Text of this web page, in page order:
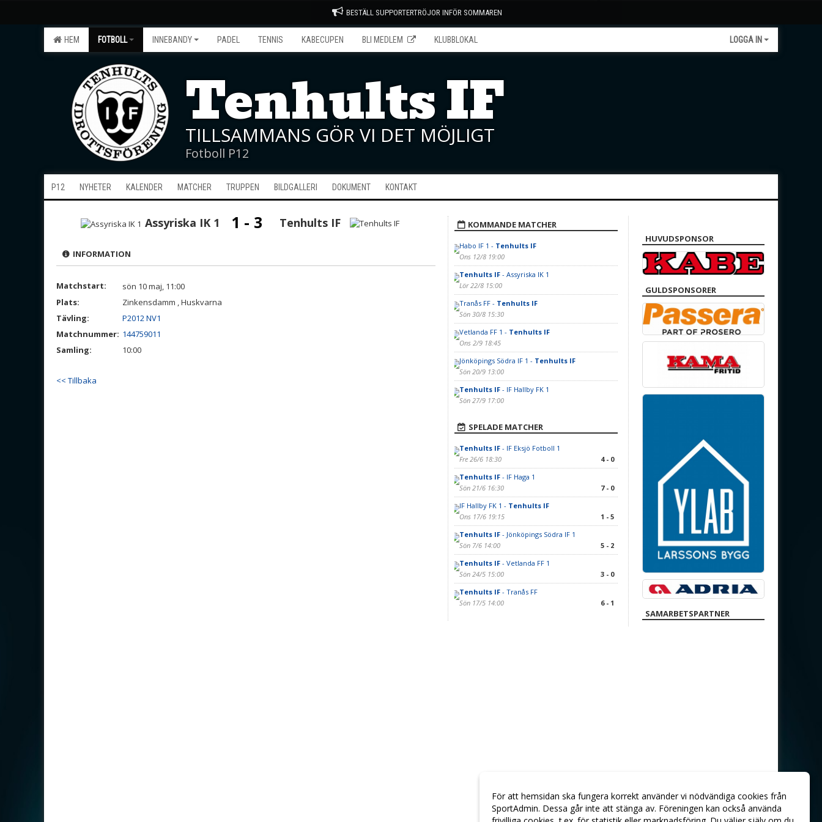
BESTÄLL SUPPORTERTRÖJOR INFÖR SOMMAREN
HEM FOTBOLL INNEBANDY PADEL TENNIS KABECUPEN BLI MEDLEM KLUBBLOKAL LOGGA IN
Tenhults IF
TILLSAMMANS GÖR VI DET MÖJLIGT
Fotboll P12
P12 NYHETER KALENDER MATCHER TRUPPEN BILDGALLERI DOKUMENT KONTAKT
Assyriska IK 1 1 - 3 Tenhults IF
INFORMATION
Matchstart:
sön 10 maj, 11:00
Plats:
Zinkensdamm , Huskvarna
Tävling:
P2012 NV1
Matchnummer: 144759011
Samling:
10:00
<< Tillbaka
KOMMANDE MATCHER
Habo IF 1 - Tenhults IF
Ons 12/8 19:00
Tenhults IF- Assyriska IK 1
Lör 22/8 15:00
Tranås FF - Tenhults IF
Sön 30/8 15:30
Vetlanda FF 1 - Tenhults IF
Ons 2/9 18:45
Jönköpings Södra IF 1 - Tenhults IF
Sön 20/9 13:00
Tenhults IF- IF Hallby FK 1
Sön 27/9 17:00
SPELADE MATCHER
Tenhults IF- IF Eksjö Fotboll 1
Fre 26/6 18:30
4 - 0
Tenhults IF- IF Haga 1
Sön 21/6 16:30
7 - 0
IF Hallby FK 1 - Tenhults IF
Ons 17/6 19:15
1 - 5
Tenhults IF- Jönköpings Södra IF 1
Sön 7/6 14:00
5 - 2
Tenhults IF- Vetlanda FF 1
Sön 24/5 15:00
3 - 0
Tenhults IF- Tranås FF
Sön 17/5 14:00
6 - 1
HUVUDSPONSOR
GULDSPONSORER
SAMARBETSPARTNER
För att hemsidan ska fungera korrekt använder vi nödvändiga cookies från
SportAdmin. Dessa går inte att stänga av. Föreningen kan också använda